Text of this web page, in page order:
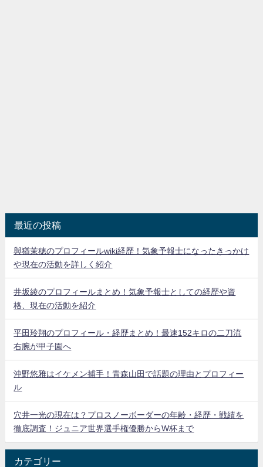
最近の投稿
與猶茉穂のプロフィールwiki経歴！気象予報士になったきっかけ
や現在の活動を詳しく紹介
井坂綾のプロフィールまとめ！気象予報士としての経歴や資
格、現在の活動を紹介
平田玲翔のプロフィール・経歴まとめ！最速152キロの二刀流
右腕が甲子園へ
沖野悠雅はイケメン捕手！青森山田で話題の理由とプロフィー
ル
穴井一光の現在は？プロスノーボーダーの年齢・経歴・戦績を
徹底調査！ジュニア世界選手権優勝からW杯まで
カテゴリー